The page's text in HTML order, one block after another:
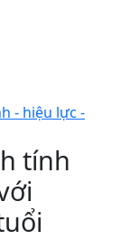
- hiệu lực -
tính